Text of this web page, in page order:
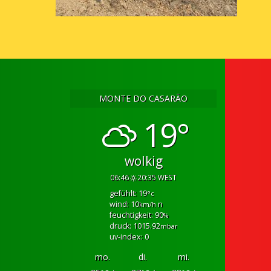
MONTE DO CASARÃO
19°
wolkig
06:46 20:35 WEST
gefühlt: 19°c
wind: 10km/hn
feuchtigkeit: 90%
druck: 1015.92mbar
uv-index: 0
mo. di.
mi.